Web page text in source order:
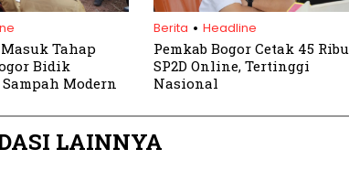
Masuk Tahap
Bidik
Modern
Berita . Headline
Pemkab Bogor Cetak 45 Ribu
SP2D Online, Tertinggi
Nasional
LAINNYA